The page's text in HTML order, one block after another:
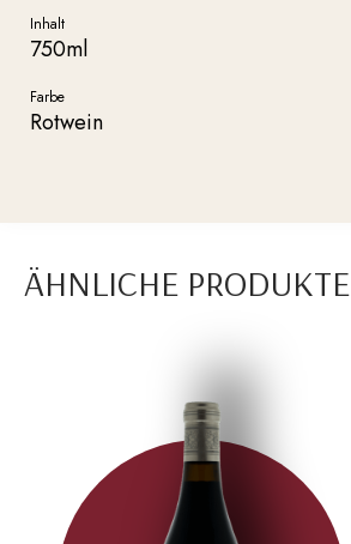
Inhalt
750ml
Farbe
Rotwein
ÄHNLICHE PRODUKTE